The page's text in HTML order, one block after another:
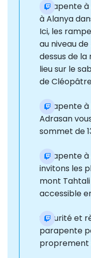
Parapente à
à Alanya
Ici, les
au niveau
dessus de
lieu sur le
de
Parapente à
Adrasan
sommet de
Parapente à
invitons les
mont
accessible
Sécurité et
parapente
proprement